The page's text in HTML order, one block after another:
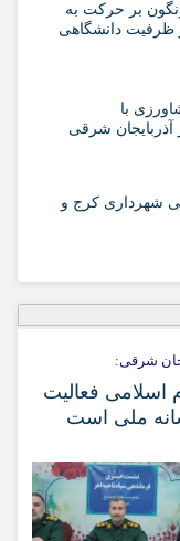
بر حرکت به
ظرفیت دانشگاهی
طرح کشاورزی با
شرقی
شهرداری کرج و
شرقی:
اسلامی فعالیت
ملی است